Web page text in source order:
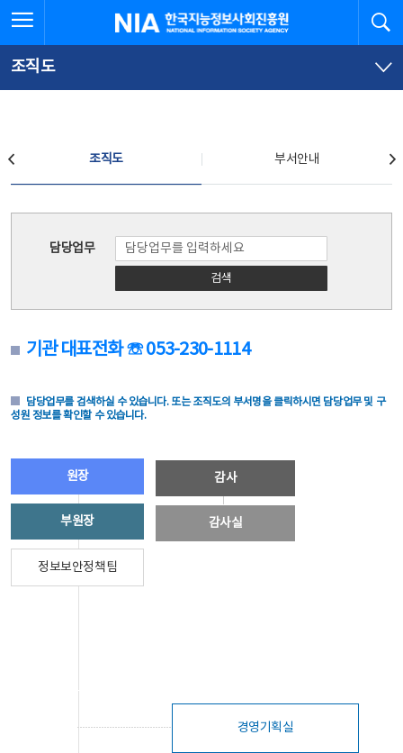
문
로
가
체
뉴
바
가
한국지능정보사회진흥원
조직도
조직도 부서안내
담당업무
검색
기관 대표전화 ☏ 053-230-1114
담당업무를 검색하실 수 있습니다. 또는 조직도의 부서명을 클릭하시면 담당업무 및 구
성원 정보를 확인할 수 있습니다.
원장
부원장
정보보안정책팀
감사
감사실
경영기획실